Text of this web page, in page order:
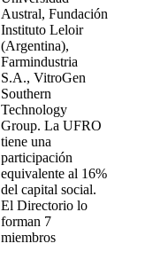
Austral, Fundación
Instituto Leloir
(Argentina),
Farmindustria
S.A., VitroGen
Southern
Technology
Group. La UFRO
tiene una
participación
equivalente al 16%
del capital social.
El Directorio lo
forman 7
miembros